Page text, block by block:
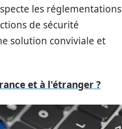
les réglementations
de sécurité
solution conviviale et
et à l'étranger ?